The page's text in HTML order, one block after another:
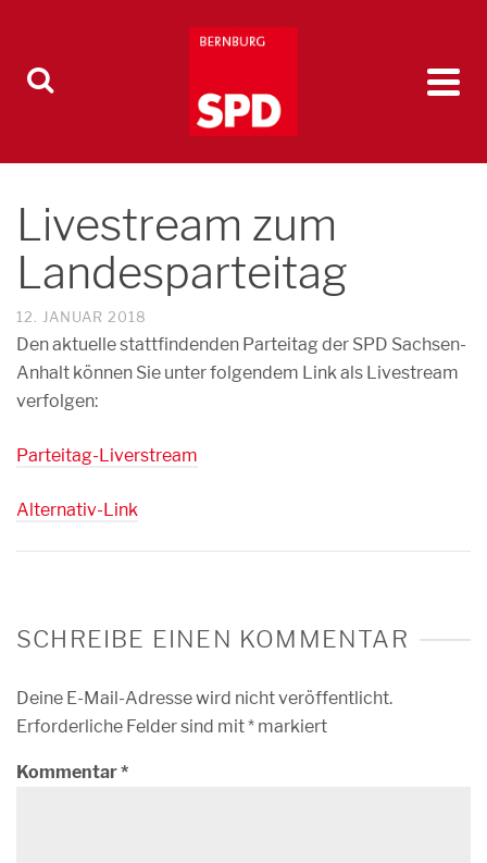
Livestream zum
Landesparteitag
12. JANUAR 2018
Den aktuelle stattfindenden Parteitag der SPD Sachsen-
Anhalt können Sie unter folgendem Link als Livestream
verfolgen:
Parteitag-Liverstream
Alternativ-Link
SCHREIBE EINEN KOMMENTAR
Deine E-Mail-Adresse wird nicht veröffentlicht.
Erforderliche Felder sind mit* markiert
Kommentar*